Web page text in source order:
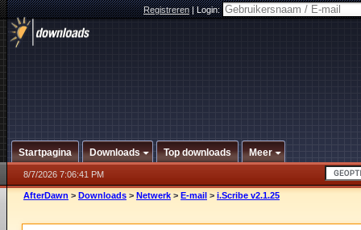
Registreren|Login:
Startpagina Downloads Top downloads Meer
8/7/2026 7:06:41 PM
AfterDawn > Downloads > Netwerk > E-mail > i.Scribe v2.1.25